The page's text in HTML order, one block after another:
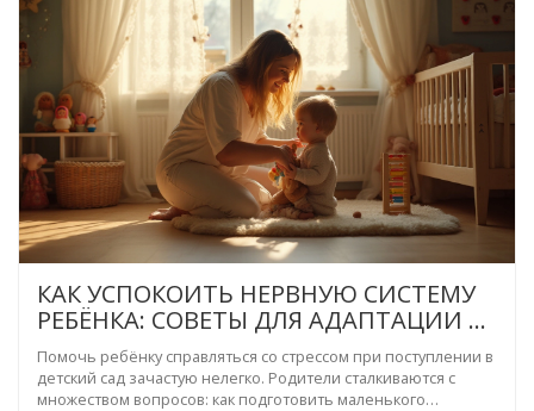
КАК УСПОКОИТЬ НЕРВНУЮ СИСТЕМУ
РЕБЁНКА: СОВЕТЫ ДЛЯ АДАПТАЦИИ В
ДЕТСКОМ САДУ
Помочь ребёнку справляться со стрессом при поступлении в
детский сад зачастую нелегко. Родители сталкиваются с
множеством вопросов: как подготовить маленького